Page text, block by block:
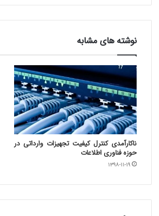
نوشته های مشابه
ناکارآمدی کنترل کیفیت تجهیزات وارداتی در
حوزه فناوری اطلاعات
۱۳۹۸-۱۱-۱۹